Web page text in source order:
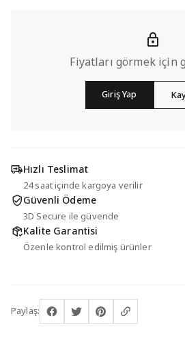
Fiyatları görmek için
Giriş Yap
Hızlı Teslimat
24 saat içinde kargoya verilir
Güvenli Ödeme
3D Secure ile güvende
Kalite Garantisi
Özenle kontrol edilmiş ürünler
Paylaş: